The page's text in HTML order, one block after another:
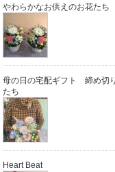
やわらかなお供えのお花たち
母の日の宅配ギフト 締め切
たち
Heart Beat